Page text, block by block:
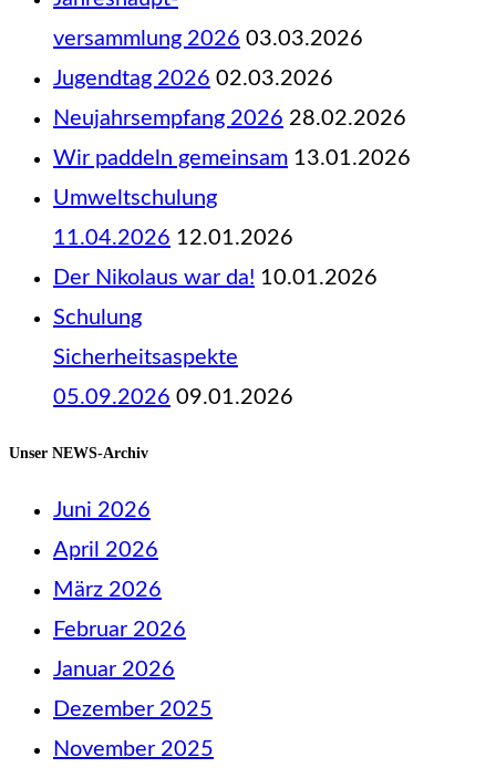
versammlung 2026 03.03.2026
Jugendtag 2026 02.03.2026
Neujahrsempfang 2026 28.02.2026
Wir paddeln gemeinsam 13.01.2026
Umweltschulung
11.04.2026 12.01.2026
Der Nikolaus war da! 10.01.2026
Schulung
Sicherheitsaspekte
05.09.2026 09.01.2026
Unser NEWS-Archiv
Juni 2026
April 2026
März 2026
Februar 2026
Januar 2026
Dezember 2025
November 2025